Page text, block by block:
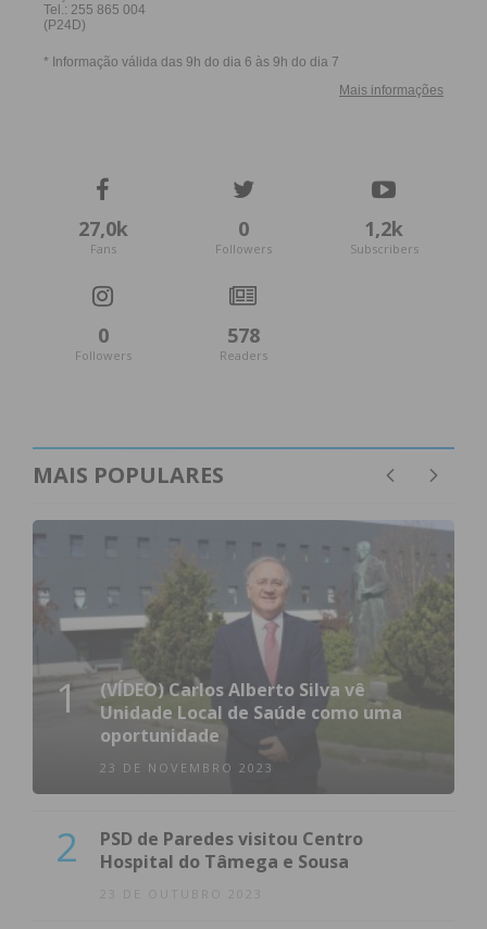
27,0k
Fans
0
Followers
1,2k
Subscribers
0
Followers
578
Readers
MAIS POPULARES
1
(VÍDEO) Carlos Alberto Silva vê
Unidade Local de Saúde como uma
oportunidade
23 DE NOVEMBRO 2023
2
PSD de Paredes visitou Centro
Hospital do Tâmega e Sousa
23 DE OUTUBRO 2023